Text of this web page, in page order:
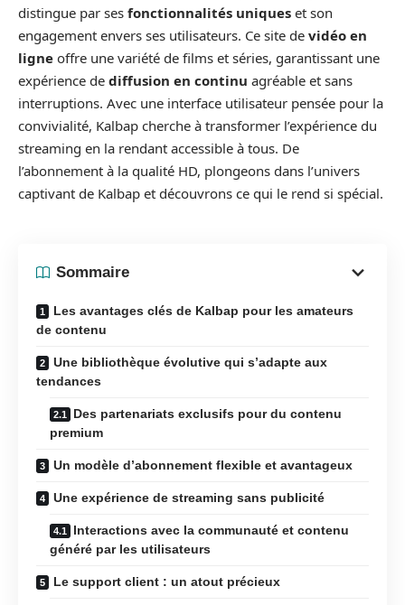
distingue par ses fonctionnalités uniques et son
engagement envers ses utilisateurs. Ce site de vidéo en
ligne offre une variété de films et séries, garantissant une
expérience de diffusion en continu agréable et sans
interruptions. Avec une interface utilisateur pensée pour la
convivialité, Kalbap cherche à transformer l’expérience du
streaming en la rendant accessible à tous. De
l’abonnement à la qualité HD, plongeons dans l’univers
captivant de Kalbap et découvrons ce qui le rend si spécial.
Sommaire
Les avantages clés de Kalbap pour les amateurs
de contenu
Une bibliothèque évolutive qui s’adapte aux
tendances
Des partenariats exclusifs pour du contenu
premium
Un modèle d’abonnement flexible et avantageux
Une expérience de streaming sans publicité
Interactions avec la communauté et contenu
généré par les utilisateurs
Le support client : un atout précieux